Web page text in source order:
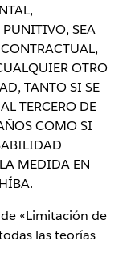
PUNITIVO, SEA
OTRO
TANTO SI SE
TERCERO DE
COMO SI
MEDIDA EN
«Limitación de
las teorías